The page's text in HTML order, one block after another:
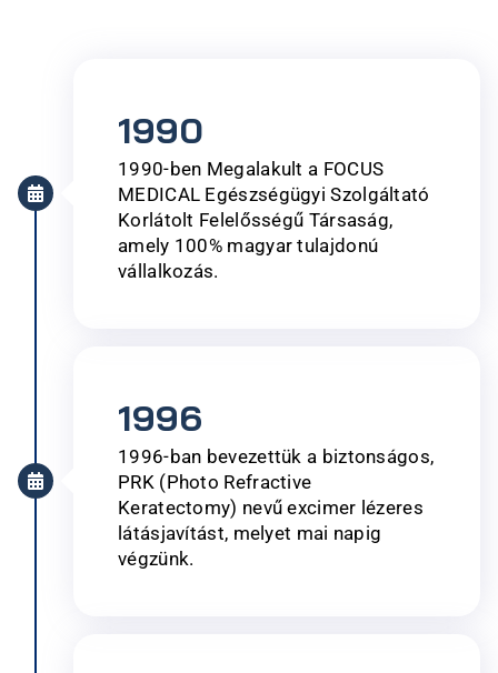
1990
1990-ben Megalakult a FOCUS
MEDICAL Egészségügyi Szolgáltató
Korlátolt Felelősségű Társaság,
amely 100% magyar tulajdonú
vállalkozás.​
1996
1996-ban bevezettük a biztonságos,
PRK (Photo Refractive
Keratectomy) nevű excimer lézeres
látásjavítást, melyet mai napig
végzünk. ​